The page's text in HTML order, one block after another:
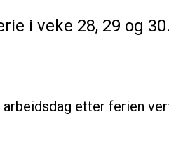
i veke 28, 29 og 30.
etter ferien